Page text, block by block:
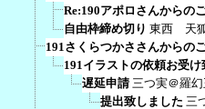
Re:190アポロさんからの
自由枠締め切り 東西 天
191さくらつかささんからの
191イラストの依頼お受け
遅延申請 三つ実＠羅幻
提出致しました 三